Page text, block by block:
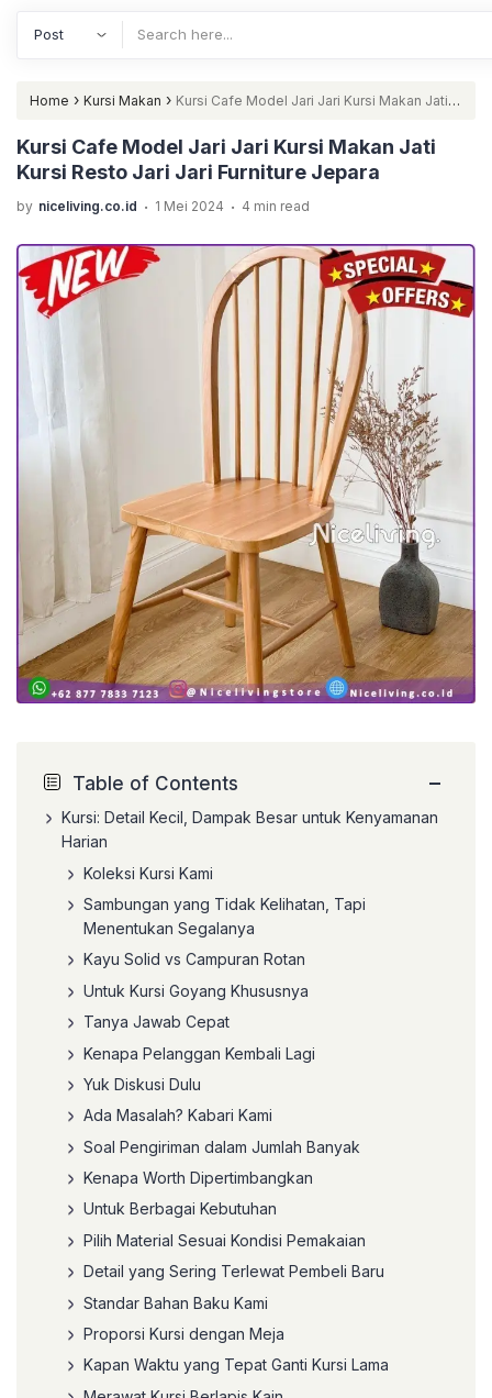
Home › Kursi Makan › Kursi Cafe Model Jari Jari Kursi Makan Jati
Kursi Resto Jari Jari Furniture Jepara
Kursi Cafe Model Jari Jari Kursi Makan Jati
Kursi Resto Jari Jari Furniture Jepara
by niceliving.co.id . 1 Mei 2024 . 4 min read
Table of Contents −
Kursi: Detail Kecil, Dampak Besar untuk Kenyamanan
Harian
Koleksi Kursi Kami
Sambungan yang Tidak Kelihatan, Tapi
Menentukan Segalanya
Kayu Solid vs Campuran Rotan
Untuk Kursi Goyang Khususnya
Tanya Jawab Cepat
Kenapa Pelanggan Kembali Lagi
Yuk Diskusi Dulu
Ada Masalah? Kabari Kami
Soal Pengiriman dalam Jumlah Banyak
Kenapa Worth Dipertimbangkan
Untuk Berbagai Kebutuhan
Pilih Material Sesuai Kondisi Pemakaian
Detail yang Sering Terlewat Pembeli Baru
Standar Bahan Baku Kami
Proporsi Kursi dengan Meja
Kapan Waktu yang Tepat Ganti Kursi Lama